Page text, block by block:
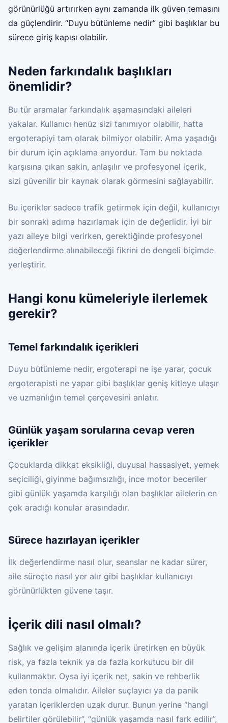
görünürlüğü artırırken aynı zamanda ilk güven temasını
da güçlendirir. “Duyu bütünleme nedir” gibi başlıklar bu
sürece giriş kapısı olabilir.
Neden farkındalık başlıkları
önemlidir?
Bu tür aramalar farkındalık aşamasındaki aileleri
yakalar. Kullanıcı henüz sizi tanımıyor olabilir, hatta
ergoterapiyi tam olarak bilmiyor olabilir. Ama yaşadığı
bir durum için açıklama arıyordur. Tam bu noktada
karşısına çıkan sakin, anlaşılır ve profesyonel içerik,
sizi güvenilir bir kaynak olarak görmesini sağlayabilir.
Bu içerikler sadece trafik getirmek için değil, kullanıcıyı
bir sonraki adıma hazırlamak için de değerlidir. İyi bir
yazı aileye bilgi verirken, gerektiğinde profesyonel
değerlendirme alınabileceği fikrini de dengeli biçimde
yerleştirir.
Hangi konu kümeleriyle ilerlemek
gerekir?
Temel farkındalık içerikleri
Duyu bütünleme nedir, ergoterapi ne işe yarar, çocuk
ergoterapisti ne yapar gibi başlıklar geniş kitleye ulaşır
ve uzmanlığın temel çerçevesini anlatır.
Günlük yaşam sorularına cevap veren
içerikler
Çocuklarda dikkat eksikliği, duyusal hassasiyet, yemek
seçiciliği, giyinme bağımsızlığı, ince motor beceriler
gibi günlük yaşamda karşılığı olan başlıklar ailelerin en
çok aradığı konular arasındadır.
Sürece hazırlayan içerikler
İlk değerlendirme nasıl olur, seanslar ne kadar sürer,
aile süreçte nasıl yer alır gibi başlıklar kullanıcıyı
görünürlükten güvene taşır.
İçerik dili nasıl olmalı?
Sağlık ve gelişim alanında içerik üretirken en büyük
risk, ya fazla teknik ya da fazla korkutucu bir dil
kullanmaktır. Oysa iyi içerik net, sakin ve rehberlik
eden tonda olmalıdır. Aileler suçlayıcı ya da panik
yaratan içeriklerden uzak durur. Bunun yerine “hangi
belirtiler görülebilir”, “günlük yaşamda nasıl fark edilir”,